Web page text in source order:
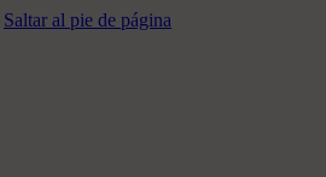
Saltar al pie de página